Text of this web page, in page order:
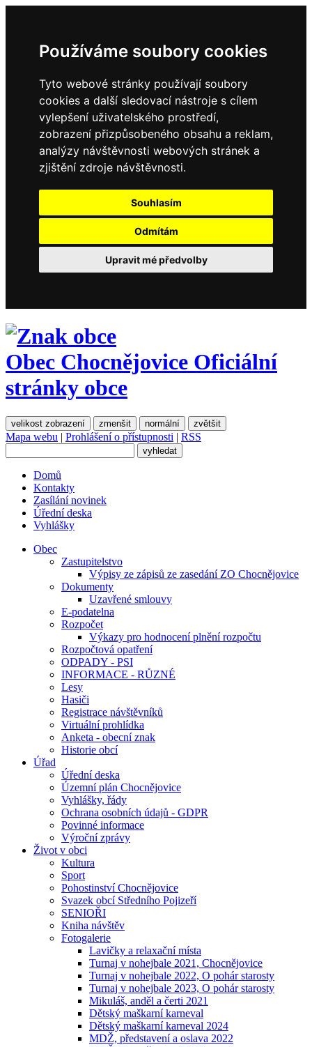
Používáme soubory cookies
Tyto webové stránky používají soubory
cookies a další sledovací nástroje s cílem
vylepšení uživatelského prostředí,
zobrazení přizpůsobeného obsahu a reklam,
analýzy návštěvnosti webových stránek a
zjištění zdroje návštěvnosti.
Souhlasím
Odmítám
Upravit mé předvolby
Obec Chocnějovice Oficiální
stránky obce
velikost zobrazení zmenšit normální zvětšit
Mapa webu | Prohlášení o přístupnosti | RSS
Domů
Kontakty
Zasílání novinek
Úřední deska
Vyhlášky
Obec
Zastupitelstvo
Výpisy ze zápisů ze zasedání ZO Chocnějovice
Dokumenty
Uzavřené smlouvy
E-podatelna
Rozpočet
Výkazy pro hodnocení plnění rozpočtu
Rozpočtová opatření
ODPADY - PSI
INFORMACE - RŮZNÉ
Lesy
Hasiči
Registrace návštěvníků
Virtuální prohlídka
Anketa - obecní znak
Historie obcí
Úřad
Úřední deska
Územní plán Chocnějovice
Vyhlášky, řády
Ochrana osobních údajů - GDPR
Povinné informace
Výroční zprávy
Život v obci
Kultura
Sport
Pohostinství Chocnějovice
Svazek obcí Středního Pojizeří
SENIOŘI
Kniha návštěv
Fotogalerie
Lavičky a relaxační místa
Turnaj v nohejbale 2021, Chocnějovice
Turnaj v nohejbale 2022, O pohár starosty
Turnaj v nohejbale 2023, O pohár starosty
Mikuláš, anděl a čerti 2021
Dětský maškarní karneval
Dětský maškarní karneval 2024
MDŽ, představení a oslava 2022